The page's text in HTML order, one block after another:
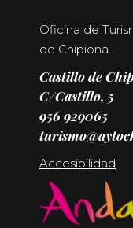
Oficina de
de Chipiona.
Castillo de
C/Castillo, 5
956 929065
Accesibilidad